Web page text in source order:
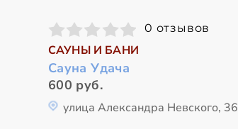
0 отзывов
САУНЫ И БАНИ
Сауна Удача
600 руб.
улица Александра Невского, 36